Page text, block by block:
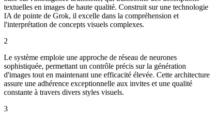
textuelles en images de haute qualité. Construit sur une technologie
IA de pointe de Grok, il excelle dans la compréhension et
l'interprétation de concepts visuels complexes.
2
Le système emploie une approche de réseau de neurones
sophistiquée, permettant un contrôle précis sur la génération
d'images tout en maintenant une efficacité élevée. Cette architecture
assure une adhérence exceptionnelle aux invites et une qualité
constante à travers divers styles visuels.
3